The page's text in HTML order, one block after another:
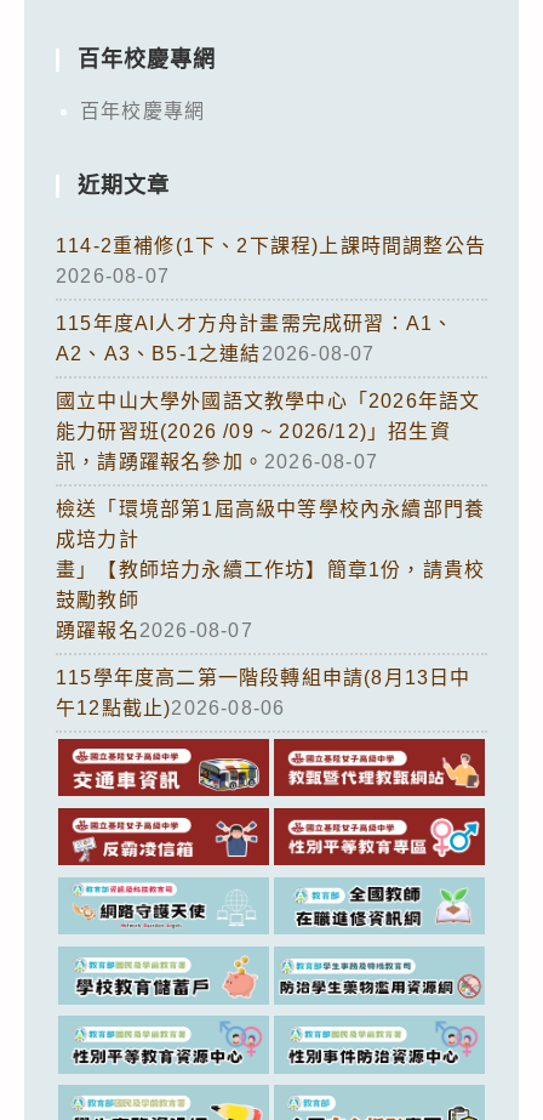
百年校慶專網
百年校慶專網
近期文章
114-2重補修(1下、2下課程)上課時間調整公告
2026-08-07
115年度AI人才方舟計畫需完成研習：A1、
A2、A3、B5-1之連結2026-08-07
國立中山大學外國語文教學中心「2026年語文
能力研習班(2026 /09 ~ 2026/12)」招生資
訊，請踴躍報名參加。 2026-08-07
檢送「環境部第1屆高級中等學校內永續部門養
成培力計
畫」【教師培力永續工作坊】簡章1份，請貴校
鼓勵教師
踴躍報名2026-08-07
115學年度高二第一階段轉組申請(8月13日中
午12點截止)2026-08-06